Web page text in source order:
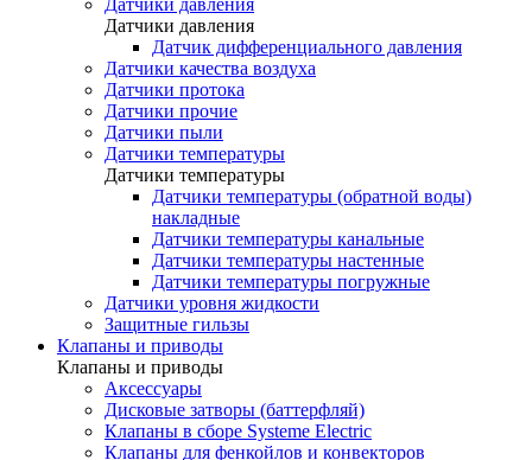
Датчики давления
Датчики давления
Датчик дифференциального давления
Датчики качества воздуха
Датчики протока
Датчики прочие
Датчики пыли
Датчики температуры
Датчики температуры
Датчики температуры (обратной воды)
накладные
Датчики температуры канальные
Датчики температуры настенные
Датчики температуры погружные
Датчики уровня жидкости
Защитные гильзы
Клапаны и приводы
Клапаны и приводы
Аксессуары
Дисковые затворы (баттерфляй)
Клапаны в сборе Systeme Electric
Клапаны для фенкойлов и конвекторов